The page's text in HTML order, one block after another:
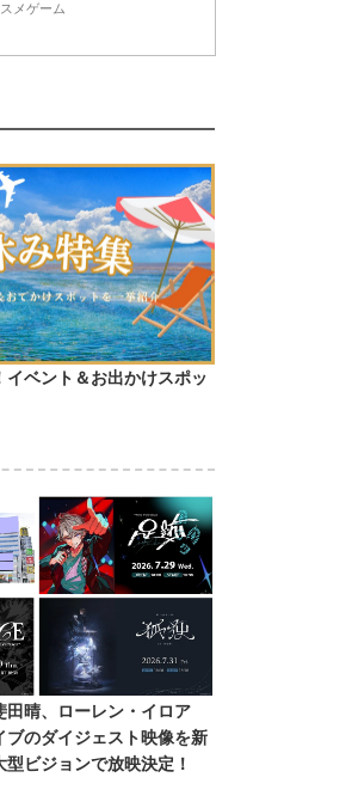
メゲーム
イベント＆お出かけスポッ
田晴、ローレン・イロア
ブのダイジェスト映像を新
ビジョンで放映決定！